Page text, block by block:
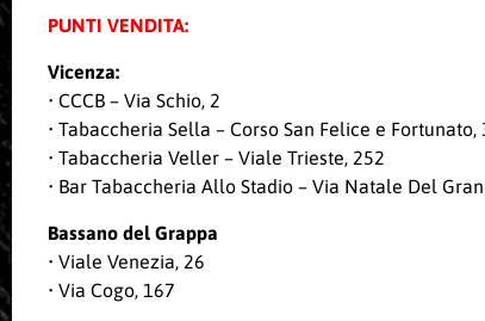
PUNTI VENDITA:
Vicenza:
• CCCB – Via Schio, 2
• Tabaccheria Sella – Corso San Felice e Fortunato,
• Tabaccheria Veller – Viale Trieste, 252
• Bar Tabaccheria Allo Stadio – Via Natale Del
Bassano del Grappa
• Viale Venezia, 26
• Via Cogo, 167